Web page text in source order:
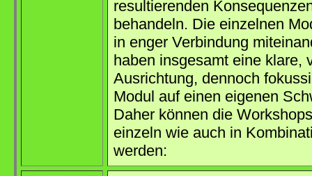
resultierenden
behandeln. Die einzelnen
in enger Verbindung
haben insgesamt eine klare,
Ausrichtung, dennoch
Modul auf einen eigenen
Daher können die
einzeln wie auch in
werden: